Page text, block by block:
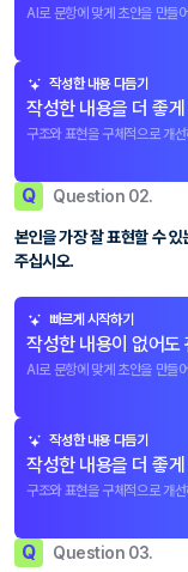
AI로 문항에 맞게 초안을 만들
작성한 내용 다듬기
작성한 내용을 더 좋
구조와 표현을 구체적으로 개
Q Question 02.
본인을 가장 잘 표현할 수
주십시오.
빠르게 시작하기
작성한 내용이 없어도
AI로 문항에 맞게 초안을 만들
작성한 내용 다듬기
작성한 내용을 더 좋
구조와 표현을 구체적으로 개
Q Question 03.